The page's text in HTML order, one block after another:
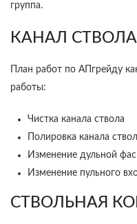
группа.
КАНАЛ СТВОЛА
План работ по АПгрейду
работы:
Чистка канала ствола
Полировка канала
Изменение дульной
Изменение пульного
СТВОЛЬНАЯ